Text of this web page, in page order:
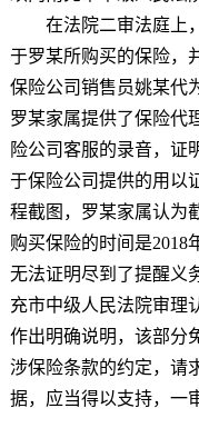
在法院二审法庭上，
于罗某所购买的保险，
保险公司销售员姚某代
罗某家属提供了保险代
险公司客服的录音，证
于保险公司提供的用以
程截图，罗某家属认为
购买保险的时间是2018
无法证明尽到了提醒义
充市中级人民法院审理
作出明确说明，该部分
涉保险条款的约定，请
据，应当得以支持，一